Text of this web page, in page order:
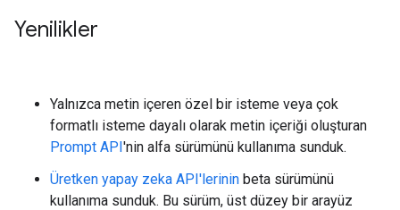
Yenilikler
Yalnızca metin içeren özel bir isteme veya çok
formatlı isteme dayalı olarak metin içeriği oluşturan
Prompt API'nin alfa sürümünü kullanıma sunduk.
Üretken yapay zeka API'lerinin beta sürümünü
kullanıma sunduk. Bu sürüm, üst düzey bir arayüz